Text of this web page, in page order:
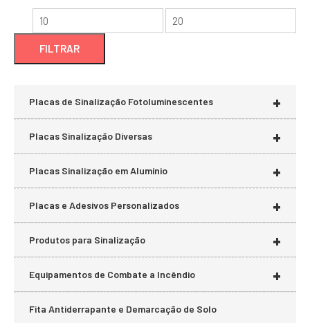
Preço
Preço
FILTRAR
+
Placas de Sinalização Fotoluminescentes
+
Placas Sinalização Diversas
+
Placas Sinalização em Alumínio
+
Placas e Adesivos Personalizados
+
Produtos para Sinalização
+
Equipamentos de Combate a Incêndio
Fita Antiderrapante e Demarcação de Solo